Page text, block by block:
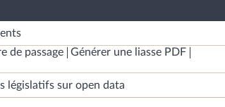
de passage
Générer une liasse PDF
législatifs sur open data